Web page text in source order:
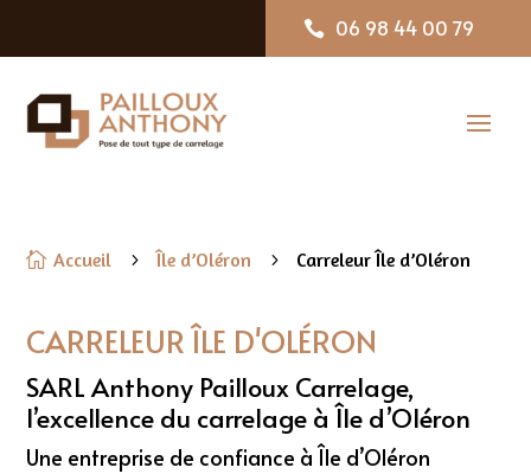
 06 98 44 00 79
 Accueil 5 Île d’Oléron 5 Carreleur Île d’Oléron
CARRELEUR ÎLE D'OLÉRON
SARL Anthony Pailloux Carrelage,
l’excellence du carrelage à Île d’Oléron
Une entreprise de confiance à Île d’Oléron